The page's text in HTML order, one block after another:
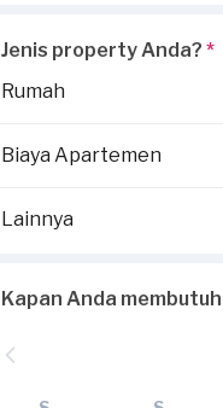
Jenis property Anda? *
Rumah
Biaya Apartemen
Lainnya
Kapan Anda